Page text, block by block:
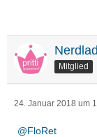
Mitglied
24. Januar 2018 um
FloRet